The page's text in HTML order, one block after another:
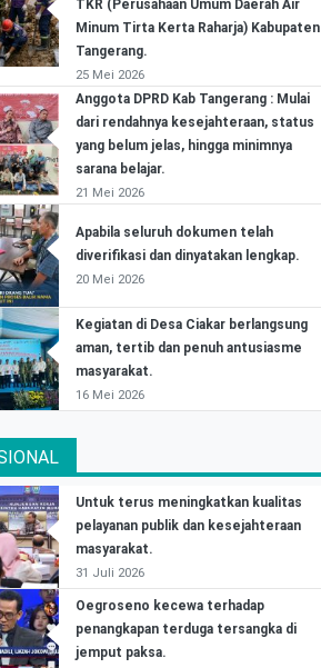
TKR (Perusahaan Umum Daerah Air
Minum Tirta Kerta Raharja) Kabupaten
Tangerang.
25 Mei 2026
Anggota DPRD Kab Tangerang : Mulai
dari rendahnya kesejahteraan, status
yang belum jelas, hingga minimnya
sarana belajar.
21 Mei 2026
Apabila seluruh dokumen telah
diverifikasi dan dinyatakan lengkap.
20 Mei 2026
Kegiatan di Desa Ciakar berlangsung
aman, tertib dan penuh antusiasme
masyarakat.
16 Mei 2026
Untuk terus meningkatkan kualitas
pelayanan publik dan kesejahteraan
masyarakat.
31 Juli 2026
Oegroseno kecewa terhadap
penangkapan terduga tersangka di
jemput paksa.